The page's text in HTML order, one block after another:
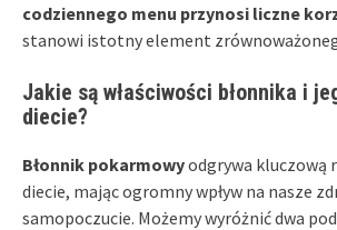
codziennego menu przynosi liczne
stanowi istotny element
Jakie są właściwości błonnika i
diecie?
Błonnik pokarmowyodgrywa kluczową
diecie, mając ogromny wpływ na nasze
samopoczucie. Możemy wyróżnić dwa